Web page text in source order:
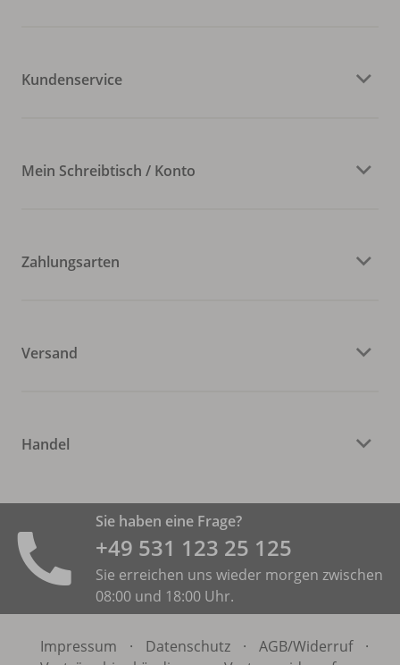
Kundenservice
Mein Schreibtisch / Konto
Zahlungsarten
Versand
Handel
Sie haben eine Frage?
+49 531 ­123 25 125
Sie erreichen uns wieder morgen zwischen
08:00 und 18:00 Uhr.
Impressum · Datenschutz · AGB/Widerruf
·